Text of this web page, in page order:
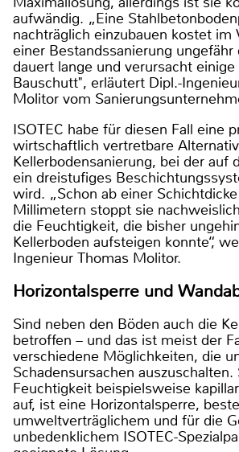
aufwändig. „Eine
nachträglich einzubauen kostet im
einer Bestandssanierung ungefähr
dauert lange und verursacht
Bauschutt", erläutert Dipl.-
Molitor vom
ISOTEC habe für diesen Fall eine
wirtschaftlich vertretbare
Kellerbodensanierung, bei der auf
ein dreistufiges
wird. „Schon ab einer
Millimetern stoppt sie
die Feuchtigkeit, die bisher
Kellerboden aufsteigen konnte“,
Ingenieur Thomas Molitor.
Horizontalsperre und
Sind neben den Böden auch die
betroffen – und das ist meist der
verschiedene Möglichkeiten, die
Schadensursachen
Feuchtigkeit beispielsweise
auf, ist eine Horizontalsperre,
umweltverträglichem und für die
unbedenklichem ISOTEC-